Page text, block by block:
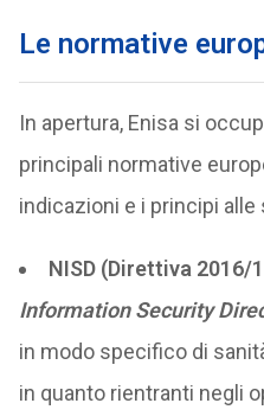
Le normative
In apertura, Enisa si
principali normative
indicazioni e i principi
NISD (Direttiva 2016/
Information Security
in modo specifico di
in quanto rientranti negli